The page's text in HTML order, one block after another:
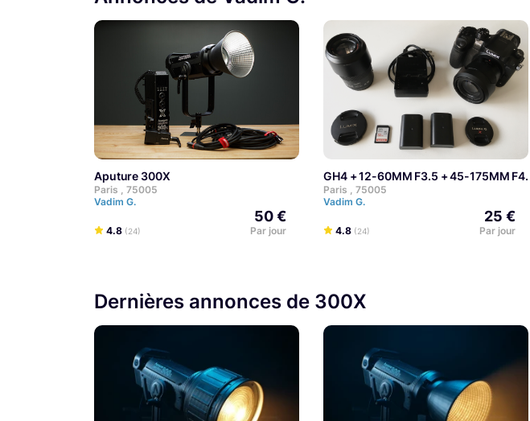
Aputure 300X
Paris , 75005
Vadim G.
4.8 (24)
50 €
Par jour
GH4 + 12-60MM F3.5 + 45-175MM F4.0
Paris , 75005
Vadim G.
4.8 (24)
25 €
Par jour
Dernières annonces de 300X